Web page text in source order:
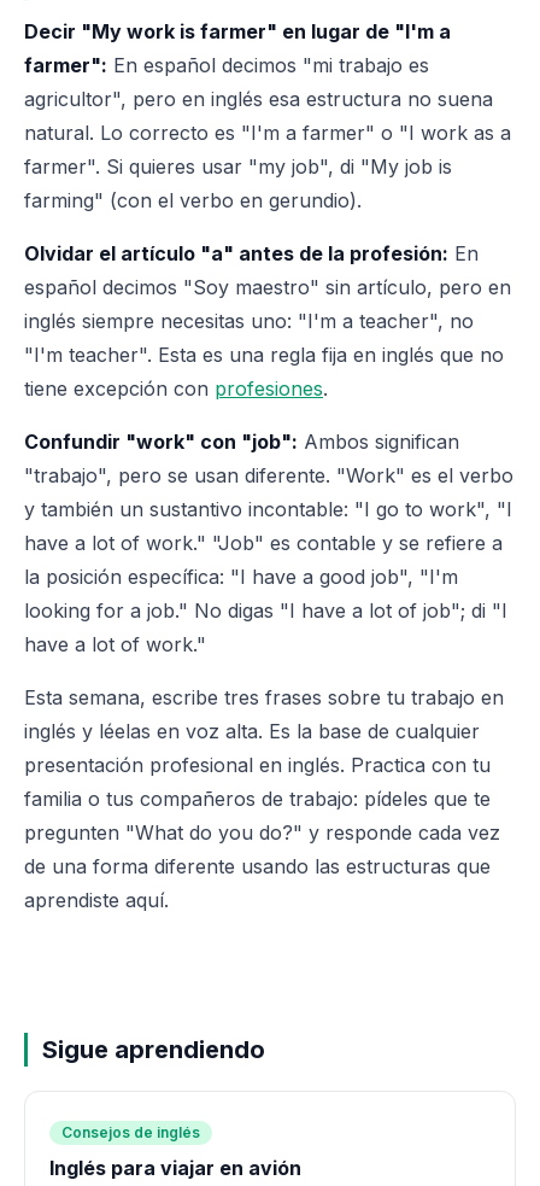
Decir "My work is farmer" en lugar de "I'm a
farmer": En español decimos "mi trabajo es
agricultor", pero en inglés esa estructura no suena
natural. Lo correcto es "I'm a farmer" o "I work as a
farmer". Si quieres usar "my job", di "My job is
farming" (con el verbo en gerundio).
Olvidar el artículo "a" antes de la profesión: En
español decimos "Soy maestro" sin artículo, pero en
inglés siempre necesitas uno: "I'm a teacher", no
"I'm teacher". Esta es una regla fija en inglés que no
tiene excepción con profesiones.
Confundir "work" con "job": Ambos significan
"trabajo", pero se usan diferente. "Work" es el verbo
y también un sustantivo incontable: "I go to work", "I
have a lot of work." "Job" es contable y se refiere a
la posición específica: "I have a good job", "I'm
looking for a job." No digas "I have a lot of job"; di "I
have a lot of work."
Esta semana, escribe tres frases sobre tu trabajo en
inglés y léelas en voz alta. Es la base de cualquier
presentación profesional en inglés. Practica con tu
familia o tus compañeros de trabajo: pídeles que te
pregunten "What do you do?" y responde cada vez
de una forma diferente usando las estructuras que
aprendiste aquí.
Sigue aprendiendo
Consejos de inglés
Inglés para viajar en avión